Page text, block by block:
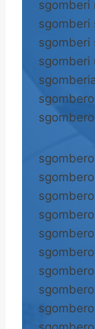
sgomberi
sgomberi
sgomberi
sgomberi